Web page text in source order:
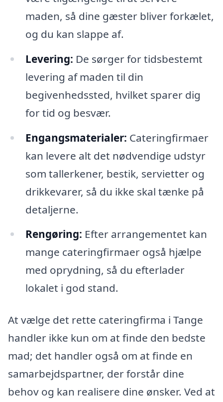
maden, så dine gæster bliver forkælet,
og du kan slappe af.
Levering: De sørger for tidsbestemt
levering af maden til din
begivenhedssted, hvilket sparer dig
for tid og besvær.
Engangsmaterialer: Cateringfirmaer
kan levere alt det nødvendige udstyr
som tallerkener, bestik, servietter og
drikkevarer, så du ikke skal tænke på
detaljerne.
Rengøring: Efter arrangementet kan
mange cateringfirmaer også hjælpe
med oprydning, så du efterlader
lokalet i god stand.
At vælge det rette cateringfirma i Tange
handler ikke kun om at finde den bedste
mad; det handler også om at finde en
samarbejdspartner, der forstår dine
behov og kan realisere dine ønsker. Ved at